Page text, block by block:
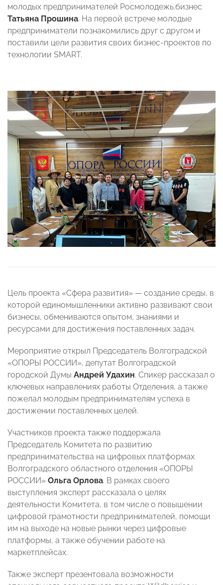
молодых предпринимателей Росмолодежь.бизнес
Татьяна Прошина. На первой встрече молодые
предприниматели познакомились друг с другом и
поставили цели развития своих бизнес-проектов по
технологии SMART.
Цель проекта «Сфера развития» — создание среды, в
которой единомышленники активно развивают свои
бизнесы, обмениваются опытом, знаниями и
ресурсами для достижения поставленных задач.
Мероприятие открыл Председатель Волгоградской
«ОПОРЫ РОССИИ», депутат Волгоградской
городской Думы Андрей Удахин. Спикер рассказал о
ключевых направлениях работы Отделения, а также
пожелал молодым предпринимателям успеха в
достижении поставленных целей.
Участников проекта также поддержала
Председатель Комитета по развитию
предпринимательства на цифровых платформах
Волгоградского областного отделения «ОПОРЫ
РОССИИ» Ольга Орлова. В рамках своего
выступления эксперт рассказала о целях
деятельности Комитета, в том числе о повышении
цифровой грамотности предпринимателей, помощи
им на выходе на новые рынки через цифровые
платформы, а также обучении работе на
маркетплейсах.
Также эксперт презентовала возможности